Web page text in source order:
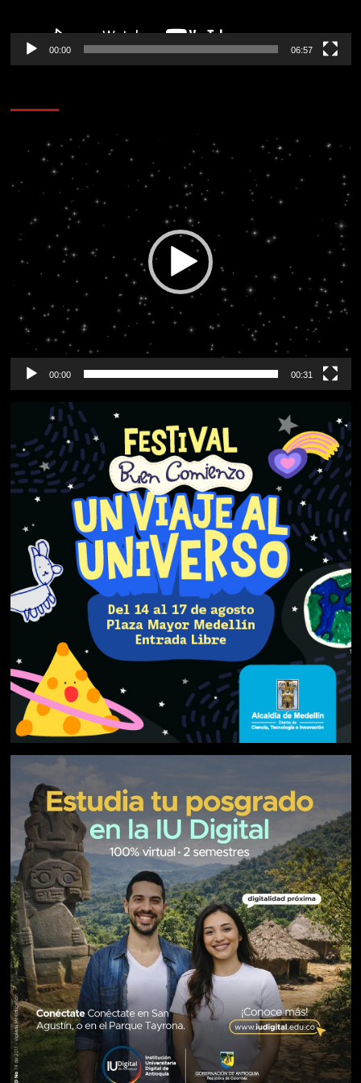
00:00 06:57
Reproductor
vídeo
00:00 00:31